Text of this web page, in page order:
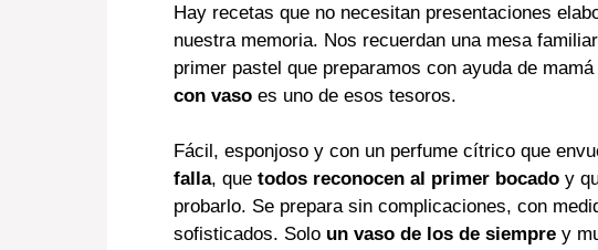
Hay recetas que no necesitan presentaciones
nuestra memoria. Nos recuerdan una mesa
primer pastel que preparamos con ayuda de
con vaso es uno de esos tesoros.
Fácil, esponjoso y con un perfume cítrico que
falla, que todos reconocen al primer bocado y
probarlo. Se prepara sin complicaciones, con
sofisticados. Solo un vaso de los de siempre y